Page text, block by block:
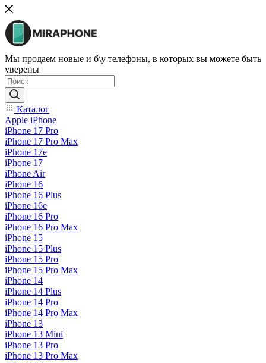
Мы продаем новые и б\у телефоны, в которых вы можете быть
уверены
Каталог
Apple iPhone
iPhone 17 Pro
iPhone 17 Pro Max
iPhone 17e
iPhone 17
iPhone Air
iPhone 16
iPhone 16 Plus
iPhone 16e
iPhone 16 Pro
iPhone 16 Pro Max
iPhone 15
iPhone 15 Plus
iPhone 15 Pro
iPhone 15 Pro Max
iPhone 14
iPhone 14 Plus
iPhone 14 Pro
iPhone 14 Pro Max
iPhone 13
iPhone 13 Mini
iPhone 13 Pro
iPhone 13 Pro Max